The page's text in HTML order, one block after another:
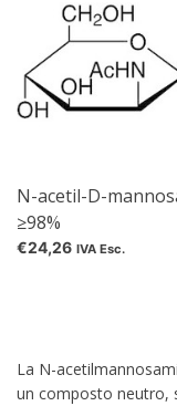
N-acetil-D-
≥98%
€24,26 IVA Esc.
La N-
un composto neutro,